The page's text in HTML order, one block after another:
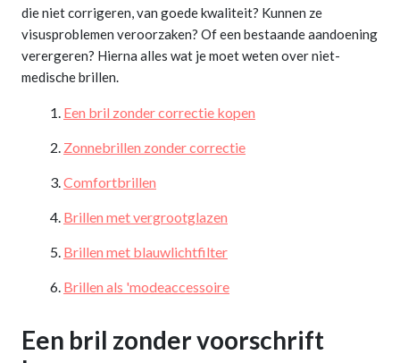
die niet corrigeren, van goede kwaliteit? Kunnen ze
visusproblemen veroorzaken? Of een bestaande aandoening
verergeren? Hierna alles wat je moet weten over niet-
medische brillen.
Een bril zonder correctie kopen
Zonnebrillen zonder correctie
Comfortbrillen
Brillen met vergrootglazen
Brillen met blauwlichtfilter
Brillen als 'modeaccessoire
Een bril zonder voorschrift